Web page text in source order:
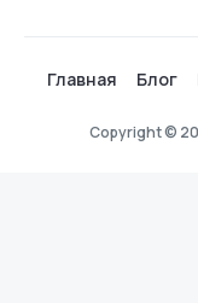
Главная Блог
Copyright ©